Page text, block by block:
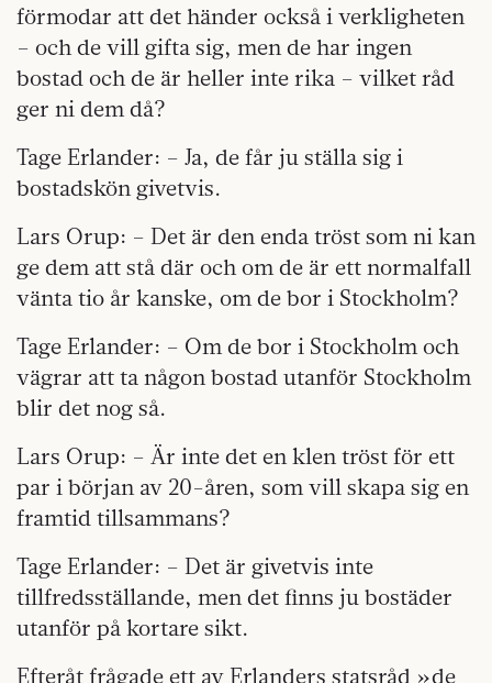
förmodar att det händer också i verkligheten
– och de vill gifta sig, men de har ingen
bostad och de är heller inte rika – vilket råd
ger ni dem då?
Tage Erlander: – Ja, de får ju ställa sig i
bostadskön givetvis.
Lars Orup: – Det är den enda tröst som ni kan
ge dem att stå där och om de är ett normalfall
vänta tio år kanske, om de bor i Stockholm?
Tage Erlander: – Om de bor i Stockholm och
vägrar att ta någon bostad utanför Stockholm
blir det nog så.
Lars Orup: – Är inte det en klen tröst för ett
par i början av 20-åren, som vill skapa sig en
framtid tillsammans?
Tage Erlander: – Det är givetvis inte
tillfredsställande, men det finns ju bostäder
utanför på kortare sikt.
Efteråt frågade ett av Erlanders statsråd »de